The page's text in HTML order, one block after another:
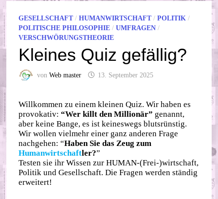
GESELLSCHAFT/HUMANWIRTSCHAFT/POLITIK /
POLITISCHE PHILOSOPHIE /UMFRAGEN /
VERSCHWÖRUNGSTHEORIE
Kleines Quiz gefällig?
vonWeb master 13. September 2025
Willkommen zu einem kleinen Quiz. Wir haben es
provokativ:“Wer killt den Millionär” genannt,
aber keine Bange, es ist keineswegs blutsrünstig.
Wir wollen vielmehr einer ganz anderen Frage
nachgehen: “Haben Sie das Zeug zum
Humanwirtschaftler?”
Testen sie ihr Wissen zur HUMAN-(Frei-)wirtschaft,
Politik und Gesellschaft. Die Fragen werden ständig
erweitert!